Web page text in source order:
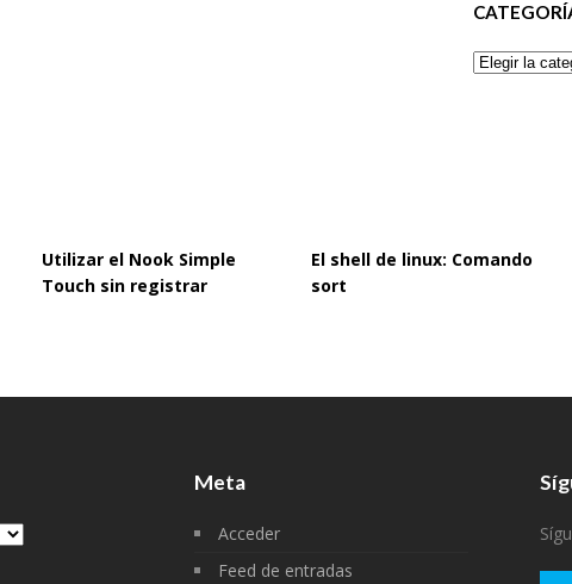
Categorías
Utilizar el Nook Simple
Touch sin registrar
El shell de linux: Comando
sort
Meta
Acceder
Feed de entradas